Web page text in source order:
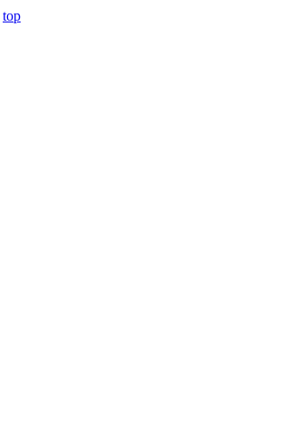
top